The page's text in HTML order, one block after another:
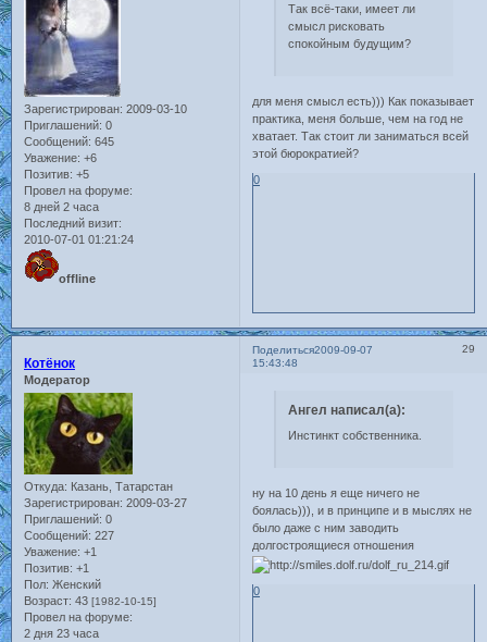
Зарегистрирован: 2009-03-10
Приглашений: 0
Сообщений: 645
Уважение: +6
Позитив: +5
Провел на форуме:
8 дней 2 часа
Последний визит:
2010-07-01 01:21:24
offline
Так всё-таки, имеет ли
смысл рисковать
спокойным будущим?
для меня смысл есть))) Как показывает
практика, меня больше, чем на год не
хватает. Так стоит ли заниматься всей
этой бюрократией?
0
Поделиться 29
2009-09-07
15:43:48
Котёнок
Модератор
Откуда: Казань, Татарстан
Зарегистрирован: 2009-03-27
Приглашений: 0
Сообщений: 227
Уважение: +1
Позитив: +1
Пол: Женский
Возраст: 43 [1982-10-15]
Провел на форуме:
2 дня 23 часа
Ангел написал(а):
Инстинкт собственника.
ну на 10 день я еще ничего не
боялась))), и в принципе и в мыслях не
было даже с ним заводить
долгостроящиеся отношения
0